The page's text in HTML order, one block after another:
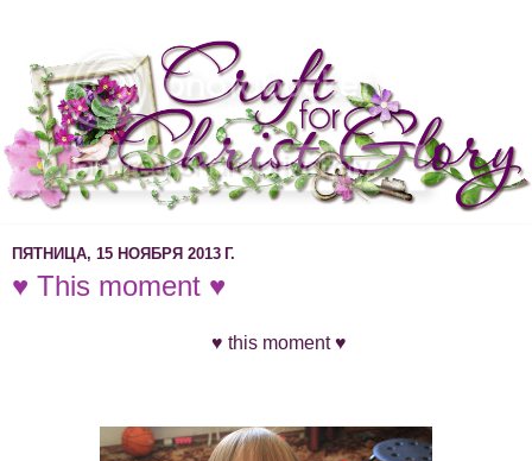
ПЯТНИЦА, 15 НОЯБРЯ 2013 Г.
♥ This moment ♥
♥ this moment ♥